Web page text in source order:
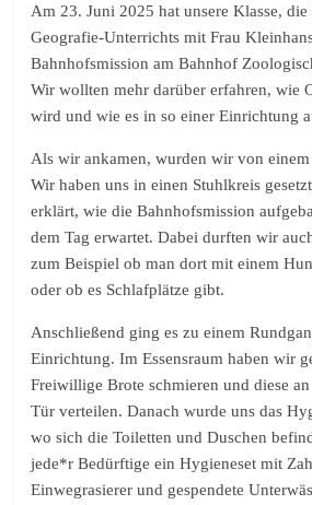
Am 23. Juni 2025 hat unsere Klasse,
Geografie-Unterrichts mit Frau
Bahnhofsmission am Bahnhof
Wir wollten mehr darüber erfahren, wie
wird und wie es in so einer Einrichtung
Als wir ankamen, wurden wir von
Wir haben uns in einen Stuhlkreis
erklärt, wie die Bahnhofsmission
dem Tag erwartet. Dabei durften wir
zum Beispiel ob man dort mit einem
oder ob es Schlafplätze gibt.
Anschließend ging es zu einem
Einrichtung. Im Essensraum haben wir
Freiwillige Brote schmieren und diese
Tür verteilen. Danach wurde uns das
wo sich die Toiletten und Duschen
jede*r Bedürftige ein Hygieneset mit
Einwegrasierer und gespendete